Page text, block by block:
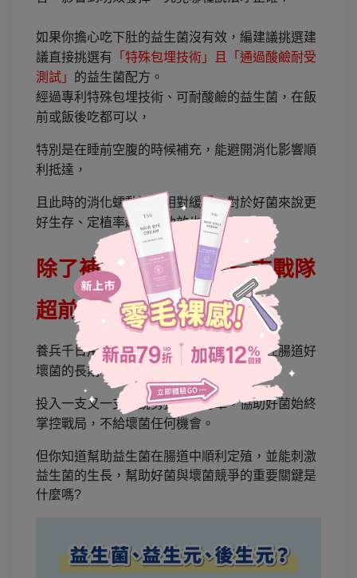
如果你擔心吃下肚的益生菌沒有效， 編建議挑選建
議直接挑選有 「特殊包埋技術」且「通過酸鹼耐受
測試」 的益生菌配方。
經過專利特殊包埋技術、可耐酸鹼的益生菌，在飯
前或飯後吃都可以，
特別是在睡前空腹的時候補充，能避開消化影響順
利抵達，
且此時的消化蠕動速度相對緩慢，對於好菌來說更
好生存、定植率越高，功效也更全面。
除了補好菌，更需要一支戰隊
超前部署
養兵千日用在一時，補充益生菌就好像是在腸道好
壞菌的長期地盤爭奪戰中，
投入一支又一支精銳勇猛的生力軍，協助好菌始終
掌控戰局，不給壞菌任何機會。
但你知道幫助益生菌在腸道中順利定殖，並能刺激
益生菌的生長，幫助好菌與壞菌競爭的重要關鍵是
什麼嗎?